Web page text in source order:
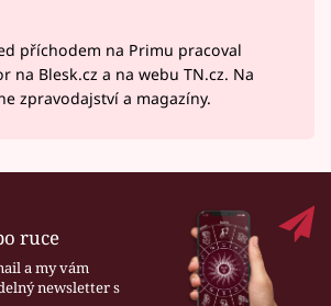
příchodem na Primu pracoval
na Blesk.cz a na webu TN.cz. Na
zpravodajství a magazíny.
ruce
a my vám
newsletter s